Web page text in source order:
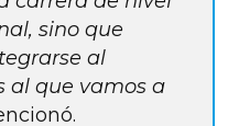
sino que
al
al que vamos a